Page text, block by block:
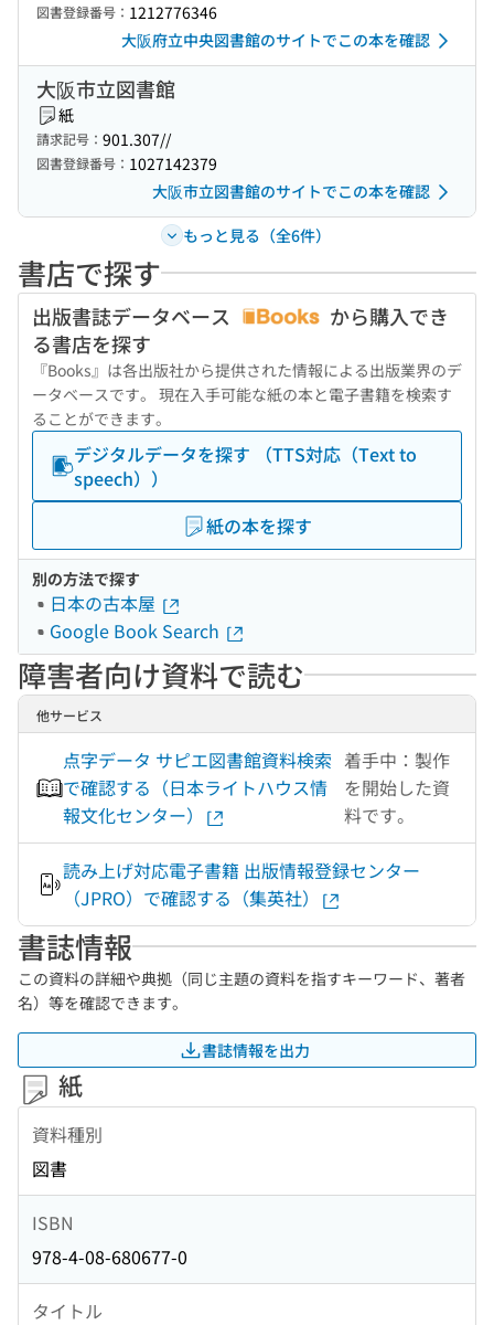
図書登録番号： 1212776346
大阪府立中央図書館のサイトでこの本を確認
大阪市立図書館
紙
請求記号： 901.307//
図書登録番号： 1027142379
大阪市立図書館のサイトでこの本を確認
もっと見る（全6件）
書店で探す
出版書誌データベース
から購入でき
る書店を探す
『Books』は各出版社から提供された情報による出版業界のデ
ータベースです。 現在入手可能な紙の本と電子書籍を検索す
ることができます。
デジタルデータを探す （TTS対応（Text to
speech））
紙の本を探す
別の方法で探す
日本の古本屋
Google Book Search
障害者向け資料で読む
他サービス
点字データ サピエ図書館資料検索
で確認する（日本ライトハウス情
報文化センター）
着手中：製作
を開始した資
料です。
読み上げ対応電子書籍 出版情報登録センター
（JPRO）で確認する（集英社）
書誌情報
この資料の詳細や典拠（同じ主題の資料を指すキーワード、著者
名）等を確認できます。
書誌情報を出力
紙
資料種別
図書
ISBN
978-4-08-680677-0
タイトル